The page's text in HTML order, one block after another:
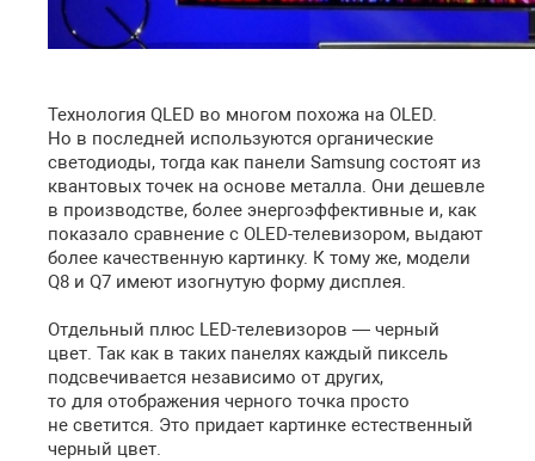
Технология QLED во многом похожа на OLED.
Но в последней используются органические
светодиоды, тогда как панели Samsung состоят из
квантовых точек на основе металла. Они дешевле
в производстве, более энергоэффективные и, как
показало сравнение с OLED-телевизором, выдают
более качественную картинку. К тому же, модели
Q8 и Q7 имеют изогнутую форму дисплея.
Отдельный плюс LED-телевизоров — черный
цвет. Так как в таких панелях каждый пиксель
подсвечивается независимо от других,
то для отображения черного точка просто
не светится. Это придает картинке естественный
черный цвет.